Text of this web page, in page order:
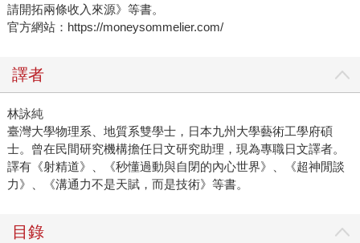
請開拓兩條收入來源》等書。
官方網站：https://moneysommelier.com/
譯者
林詠純
臺灣大學物理系、地質系雙學士，日本九州大學藝術工學府碩
士。曾在民間研究機構擔任日文研究助理，現為專職日文譯者。
譯有《射精道》、《秒懂過動與自閉的內心世界》、《超神閒談
力》、《溝通力不是天賦，而是技術》等書。
目錄